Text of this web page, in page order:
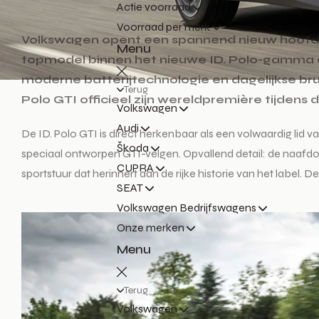
Actie voorraad
Voorraad per merk
Menu
Terug
Volkswagen
Audi
Škoda
CUPRA
SEAT
Volkswagen Bedrijfswagens
Onze merken
Menu
Terug
Volkswagen
Volkswagen opent een spannend nieuw
topmodel binnen het nieuwe ID. Polo-
moderne batterijtechnologie en dagelijkse
Polo GTI officieel zijn wereldpremière tijdens
De ID. Polo GTI is direct herkenbaar als een volwaardig lid
speciaal ontworpen GTI-velgen. Opvallend detail: de
sportstuur dat herinnert aan de rijke historie van het label.